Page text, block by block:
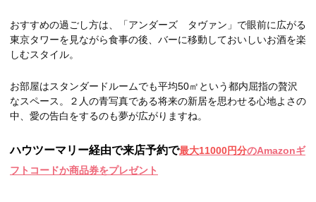
おすすめの過ごし方は、「アンダーズ タヴァン」で眼前に広がる
東京タワーを見ながら食事の後、バーに移動しておいしいお酒を楽
しむスタイル。
お部屋はスタンダードルームでも平均50㎡という都内屈指の贅沢
なスペース。２人の青写真である将来の新居を思わせる心地よさの
中、愛の告白をするのも夢が広がりますね。
ハウツーマリー経由で来店予約で最大11000円分のAmazonギ
フトコードか商品券をプレゼント